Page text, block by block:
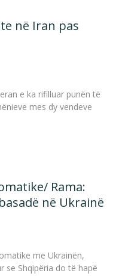
në Iran pas
e ka rifilluar punën të
mes dy vendeve
Rama:
në Ukrainë
me Ukrainën,
se Shqipëria do të hapë